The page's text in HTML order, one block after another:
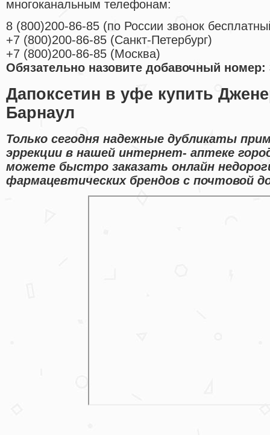
многоканальным телефонам:
8 (800)200-86-85 (по России звонок
+7 (800)200-86-85 (Санкт-Петербург)
+7 (800)200-86-85 (Москва)
Обязательно назовите добавочный номер:
Дапоксетин в уфе купить
Барнаул
Только сегодня надежные дубликаты
эррекции в нашей интернет- аптеке
можете быстро заказать онлайн
фармацевтических брендов с почтовой